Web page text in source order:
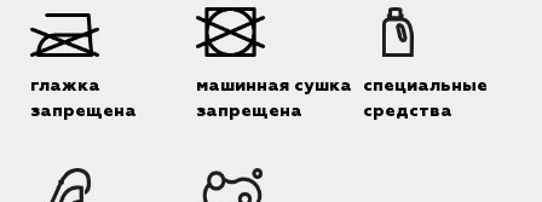
глажка
запрещена
машинная сушка
запрещена
специальные
средства